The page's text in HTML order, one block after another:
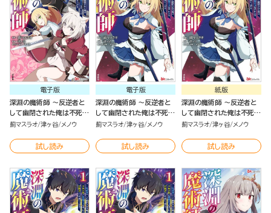
電子版
深淵の魔術師 ～反逆者と
して幽閉された俺は不死の
体と最強の力を手に入れ冒
コミック版 （3）
薊マスラオ 津ヶ谷 メノウ
試し読み
電子版
深淵の魔術師 ～反逆者と
して幽閉された俺は不死の
体と最強の力を手に入れ冒
（2）
薊マスラオ 津ヶ谷 メノウ
試し読み
紙版
深淵の魔術師 ～反逆者と
して幽閉された俺は不死の
体と最強の力を手に入れ冒
（2）
薊マスラオ 津ヶ谷 メノウ
試し読み